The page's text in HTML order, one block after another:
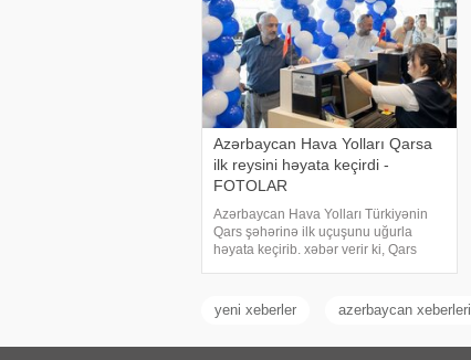
Azərbaycan Hava Yolları Qarsa
ilk reysini həyata keçirdi -
FOTOLAR
Azərbaycan Hava Yolları Türkiyənin
Qars şəhərinə ilk uçuşunu uğurla
həyata keçirib. xəbər verir ki, Qars
Hava Limanında xüsusi mərasimlə
qarşılanıblar
yeni xeberler azerbaycan xeberleri